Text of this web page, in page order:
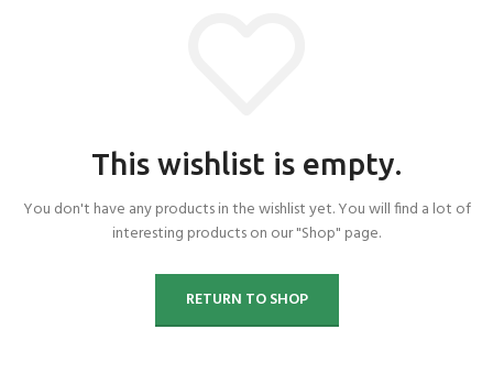
This wishlist is empty.
You don't have any products in the wishlist yet.You will find a lot of
interesting products on our "Shop" page.
RETURN TO SHOP